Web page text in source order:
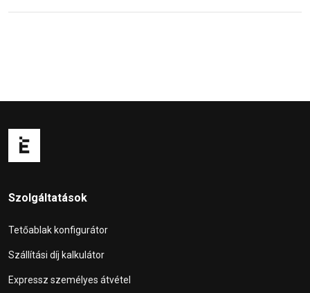
Szolgáltatások
Tetőablak konfigurátor
Szállítási díj kalkulátor
Expressz személyes átvétel